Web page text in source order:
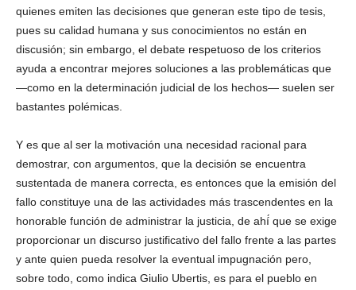
quienes emiten las decisiones que generan este tipo de tesis,
pues su calidad humana y sus conocimientos no están en
discusión; sin embargo, el debate respetuoso de los criterios
ayuda a encontrar mejores soluciones a las problemáticas que
—como en la determinación judicial de los hechos— suelen ser
bastantes polémicas.
Y es que al ser la motivación una necesidad racional para
demostrar, con argumentos, que la decisión se encuentra
sustentada de manera correcta, es entonces que la emisión del
fallo constituye una de las actividades más trascendentes en la
honorable función de administrar la justicia, de ahí́ que se exige
proporcionar un discurso justificativo del fallo frente a las partes
y ante quien pueda resolver la eventual impugnación pero,
sobre todo, como indica Giulio Ubertis, es para el pueblo en